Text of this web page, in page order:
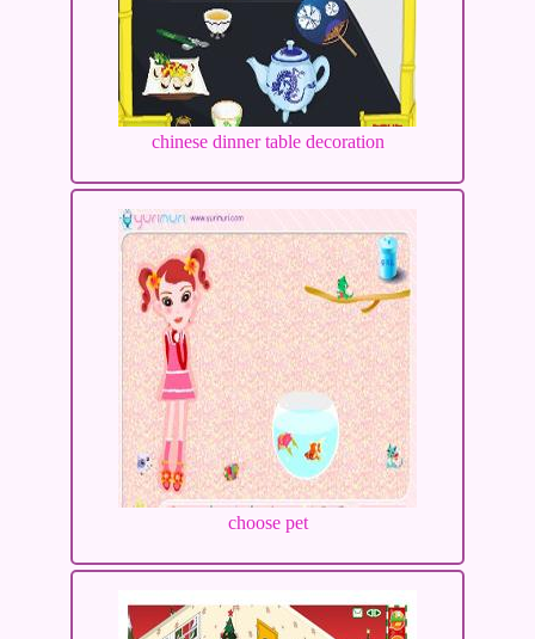
chinese dinner table decoration
choose pet